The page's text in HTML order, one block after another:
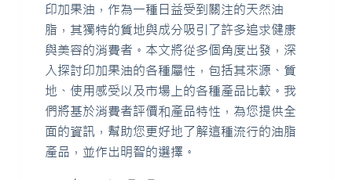
印加果油，作為一種日益受到關注的天然油
脂，其獨特的質地與成分吸引了許多追求健康
與美容的消費者。本文將從多個角度出發，深
入探討印加果油的各種屬性，包括其來源、質
地、使用感受以及市場上的各種產品比較。我
們將基於消費者評價和產品特性，為您提供全
面的資訊，幫助您更好地了解這種流行的油脂
產品，並作出明智的選擇。